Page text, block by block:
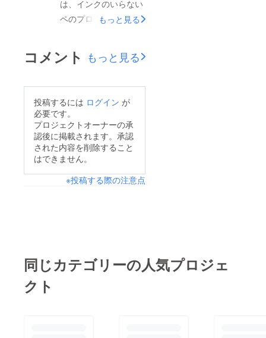
は、インクのいらない
ペのプロジェクトにご
ご協力頂きましてあり
がとうございました！
ディング、募集期間を
無事に終了いたしまし
た。おかげさまでプロ
ジェクトがしっかりと
目標の962%達成で
りがとうございまし
た！リターン商品に関
もっと見る
コメント もっと見る
投稿するには ログイン が
必要です。
プロジェクトオーナーの承
認後に掲載されます。承認
された内容を削除すること
はできません。
※投稿する際の注意点
同じカテゴリーの人気プロジェ
クト